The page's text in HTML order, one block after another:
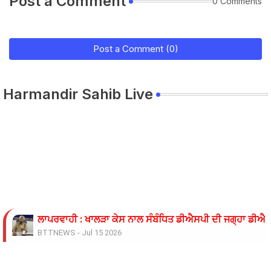
Post a Comment (0)
Harmandir Sahib Live
ਲਾਪਰਵਾਹੀ : ਖਾਲੜਾ ਕੇਸ ਨਾਲ ਸੰਬੰਧਿਤ ਡੀਐਸਪੀ ਦੀ ਜਗ੍ਹਾ
BTTNEWS - Jul 15 2026